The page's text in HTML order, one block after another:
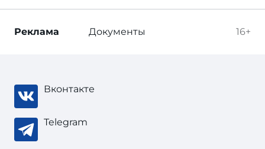
16+
Реклама Документы
Вконтакте
Telegram